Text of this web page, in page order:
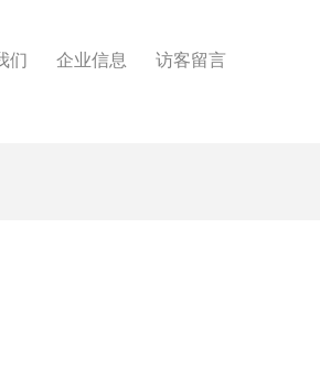
们 企业信息 访客留言